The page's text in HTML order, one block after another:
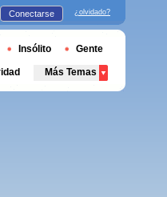
Conectarse ¿olvidado?
Insólito Gente
Más Temas